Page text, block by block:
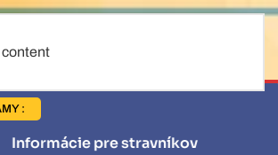
content
:
stravníkov